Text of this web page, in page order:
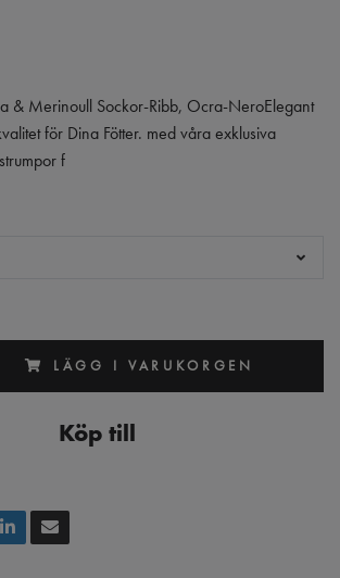
& Merinoull Sockor-Ribb, Ocra-NeroElegant
för Dina Fötter. med våra exklusiva
f
LÄGG I VARUKORGEN
Köp till